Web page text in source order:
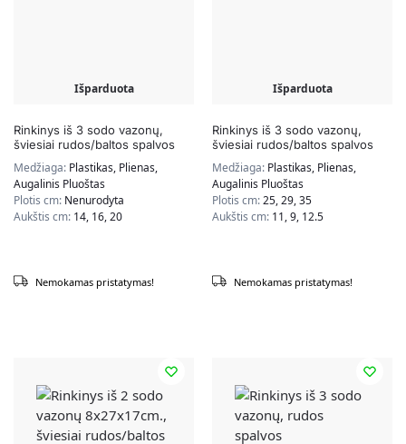
Išparduota
Rinkinys iš 3 sodo vazonų,
šviesiai rudos/baltos spalvos
Medžiaga: Plastikas, Plienas,
Augalinis Pluoštas
Plotis cm: Nenurodyta
Aukštis cm: 14, 16, 20
Nemokamas pristatymas!
Išparduota
Rinkinys iš 3 sodo vazonų,
šviesiai rudos/baltos spalvos
Medžiaga: Plastikas, Plienas,
Augalinis Pluoštas
Plotis cm:25, 29, 35
Aukštis cm: 11, 9, 12.5
Nemokamas pristatymas!